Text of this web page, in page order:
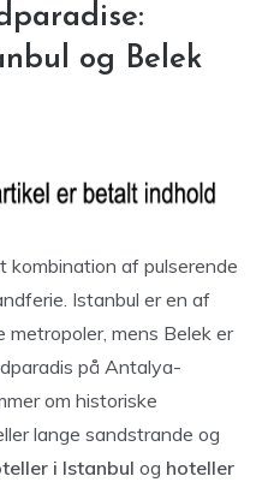
og Belek
af pulserende
Istanbul er en af
mens Belek er
på Antalya-
om historiske
lange sandstrande og
i Istanbul og hoteller